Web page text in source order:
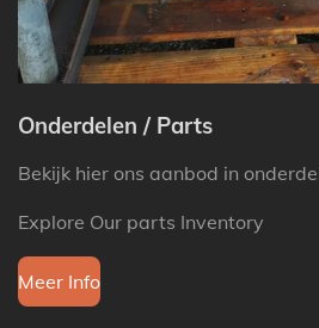
Onderdelen / Parts
Bekijk hier ons aanbod in
Explore Our parts Inventory
Meer Info